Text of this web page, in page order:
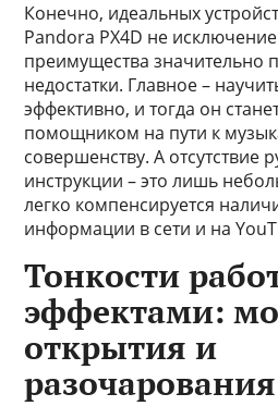
Конечно, идеальных
Pandora PX4D не
преимущества значительно
недостатки. Главное –
эффективно, и тогда он
помощником на пути к
совершенству. А отсутствие
инструкции – это лишь
легко компенсируется
информации в сети и на
Тонкости
эффектами:
открытия и
разочарования